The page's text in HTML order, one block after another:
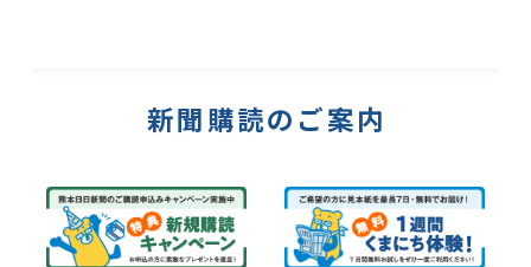
新聞購読のご案内